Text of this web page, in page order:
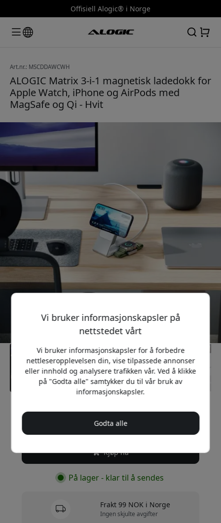
Offisiell Alogic® i Norge
Art.nr.: MSCDDAWCWH
ALOGIC Matrix 3-i-1 magnetisk ladedokk for
Apple Watch, iPhone og AirPods med
MagSafe og Qi - Hvit
Anbefalt pris
1 499 NOK
Kjøp nå
På lager - klar til å sendes
Frakt 99 NOK i Norge
Ingen skjulte avgifter
Vi bruker informasjonskapsler på
nettstedet vårt
Vi bruker informasjonskapsler for å forbedre
nettleseropplevelsen din, vise tilpassede annonser
eller innhold og analysere trafikken vår. Ved å klikke
på "Godta alle" samtykker du til vår bruk av
informasjonskapsler.
Godta alle